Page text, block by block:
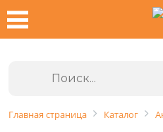
Главная страница Каталог